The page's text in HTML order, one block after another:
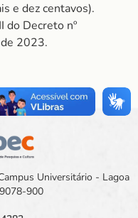
e dez centavos).
do Decreto nº
2023.
Universitário - Lagoa
900